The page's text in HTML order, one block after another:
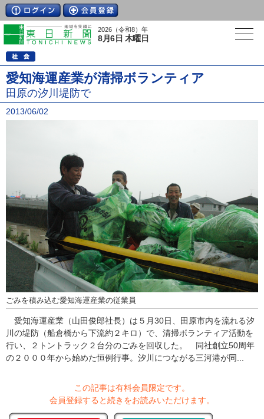
2026（令和8）年
8月6日 木曜日
愛知海運産業が清掃ボランティア
田原の汐川堤防で
2013/06/02
ごみを積み込む愛知海運産業の従業員
愛知海運産業（山田俊郎社長）は５月30日、田原市内を流れる汐
川の堤防（船倉橋から下流約２キロ）で、清掃ボランティア活動を
行い、２トントラック２台分のごみを回収した。 同社創立50周年
の２０００年から始めた恒例行事。汐川につながる三河港が同...
この記事は有料会員限定です。
会員登録すると続きをお読みいただけます。